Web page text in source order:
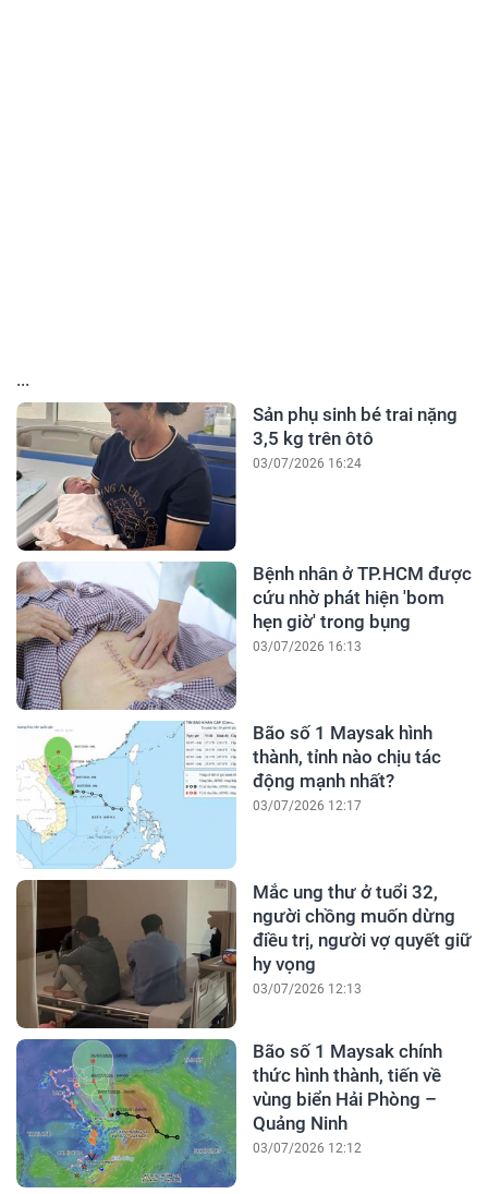
...
Sản phụ sinh bé trai nặng
3,5 kg trên ôtô
03/07/2026 16:24
Bệnh nhân ở TP.HCM được
cứu nhờ phát hiện 'bom
hẹn giờ' trong bụng
03/07/2026 16:13
Bão số 1 Maysak hình
thành, tỉnh nào chịu tác
động mạnh nhất?
03/07/2026 12:17
Mắc ung thư ở tuổi 32,
người chồng muốn dừng
điều trị, người vợ quyết giữ
hy vọng
03/07/2026 12:13
Bão số 1 Maysak chính
thức hình thành, tiến về
vùng biển Hải Phòng –
Quảng Ninh
03/07/2026 12:12